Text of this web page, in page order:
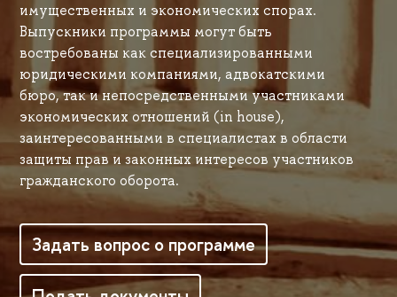
имущественных и экономических спорах.
Выпускники программы могут быть
востребованы как специализированными
юридическими компаниями, адвокатскими
бюро, так и непосредственными участниками
экономических отношений (in house),
заинтересованными в специалистах в области
защиты прав и законных интересов участников
гражданского оборота.
Задать вопрос о программе